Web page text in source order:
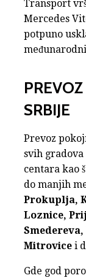
Transport
Mercedes
potpuno
SRBIJE
Prevoz
svih
centara kao
do manjih
Prokuplja,
Loznice,
Mitrovice i
Gde god